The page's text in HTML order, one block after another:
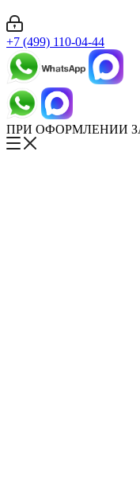
+7 (499) 110-04-44
ПРИ ОФОРМЛЕНИИ